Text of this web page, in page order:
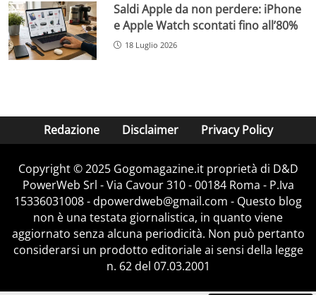
Saldi Apple da non perdere: iPhone
e Apple Watch scontati fino all’80%
18 Luglio 2026
Redazione Disclaimer Privacy Policy
Copyright © 2025 Gogomagazine.it proprietà di D&D
PowerWeb Srl - Via Cavour 310 - 00184 Roma - P.Iva
15336031008 - dpowerdweb@gmail.com - Questo blog
non è una testata giornalistica, in quanto viene
aggiornato senza alcuna periodicità. Non può pertanto
considerarsi un prodotto editoriale ai sensi della legge
n. 62 del 07.03.2001